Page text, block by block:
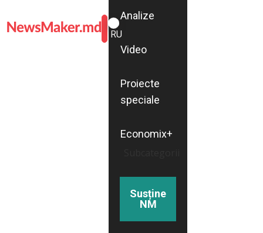
ROMÂNĂ
RU
Analize
Video
Proiecte
speciale
Economix+
Susține
NM